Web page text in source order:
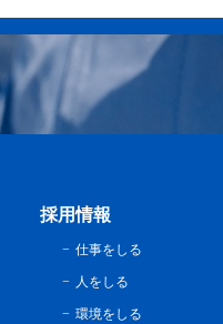
採用情報
仕事をしる
人をしる
環境をしる